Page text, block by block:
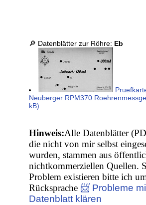
🔎 Datenblätter zur Röhre: Eb
Neuberger RPM370
kB)
Hinweis:Alle Datenblätter
die nicht von mir selbst
wurden, stammen aus
nichtkommerziellen Quellen.
Problem existieren bitte ich
Rücksprache 📨 Probleme
Datenblatt klären